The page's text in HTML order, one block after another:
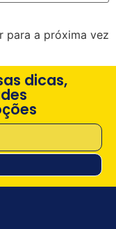
para a próxima vez
dicas,